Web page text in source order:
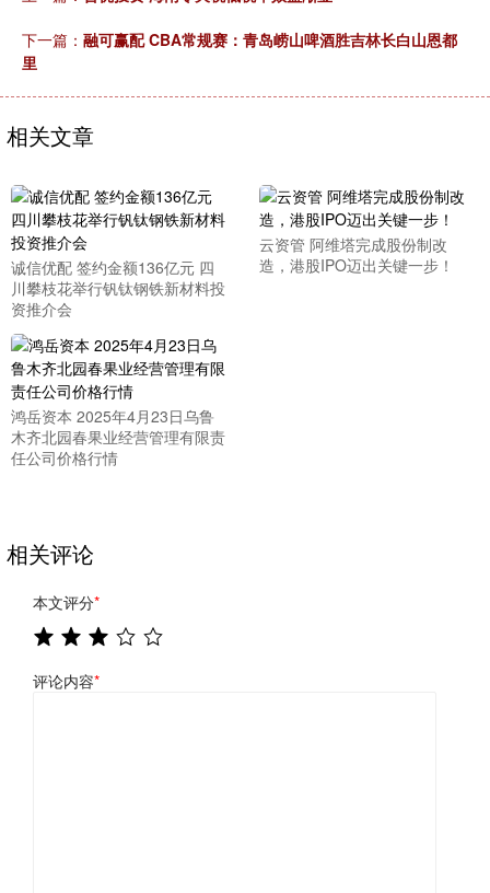
下一篇： 融可赢配 CBA常规赛：青岛崂山啤酒胜吉林长白山恩都
里
相关文章
诚信优配 签约金额136亿元 四
川攀枝花举行钒钛钢铁新材料投
资推介会
云资管 阿维塔完成股份制改
造，港股IPO迈出关键一步！
鸿岳资本 2025年4月23日乌鲁
木齐北园春果业经营管理有限责
任公司价格行情
相关评论
本文评分*
评论内容*